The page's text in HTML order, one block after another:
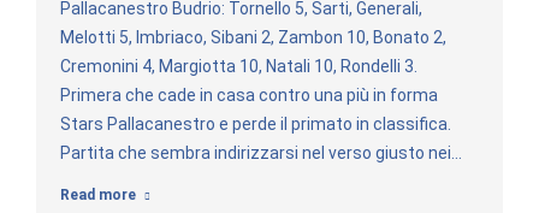
Pallacanestro Budrio: Tornello 5, Sarti, Generali,
Melotti 5, Imbriaco, Sibani 2, Zambon 10, Bonato 2,
Cremonini 4, Margiotta 10, Natali 10, Rondelli 3.
Primera che cade in casa contro una più in forma
Stars Pallacanestro e perde il primato in classifica.
Partita che sembra indirizzarsi nel verso giusto nei…
Read more